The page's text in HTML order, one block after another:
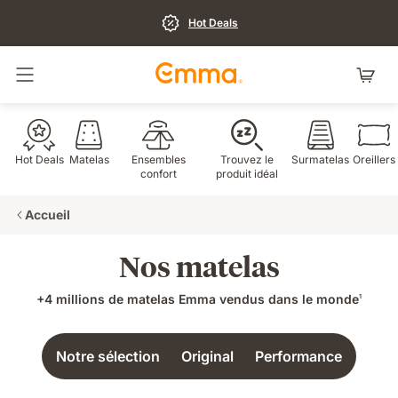
Hot Deals
Basculer la navigation
Hot Deals Matelas
Ensembles
confort
Trouvez le
produit idéal
Surmatelas Oreillers
Accueil
Nos matelas
+4 millions de matelas Emma vendus dans le monde1
Notre sélection Original Performance